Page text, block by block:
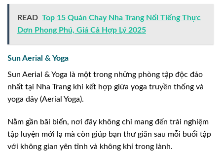
READ Top 15 Quán Chay Nha Trang Nổi Tiếng Thực
Dơn Phong Phú, Giá Cả Hợp Lý 2025
Sun Aerial & Yoga
Sun Aerial & Yoga là một trong những phòng tập độc đáo
nhất tại Nha Trang khi kết hợp giữa yoga truyền thống và
yoga dây (Aerial Yoga).
Nằm gần bãi biển, nơi đây không chỉ mang đến trải nghiệm
tập luyện mới lạ mà còn giúp bạn thư giãn sau mỗi buổi tập
với không gian yên tĩnh và không khí trong lành.